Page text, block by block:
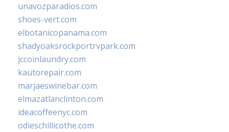
unavozparadios.com
shoes-vert.com
elbotanicopanama.com
shadyoaksrockportrvpark.com
jccoinlaundry.com
kautorepair.com
marjaeswinebar.com
elmazatlanclinton.com
ideacoffeenyc.com
odieschillicothe.com